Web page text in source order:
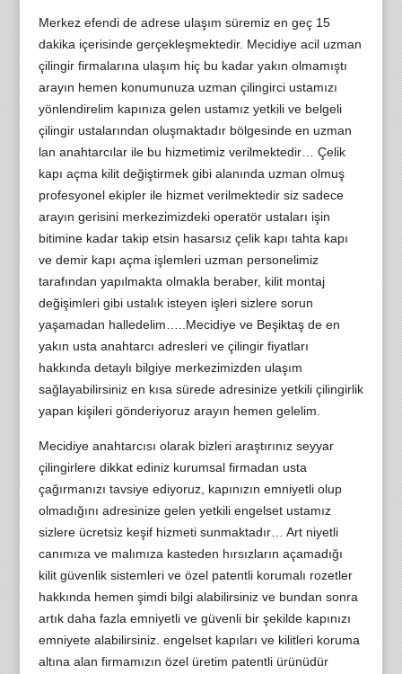
Merkez efendi de adrese ulaşım süremiz en geç 15
dakika içerisinde gerçekleşmektedir. Mecidiye acil uzman
çilingir firmalarına ulaşım hiç bu kadar yakın olmamıştı
arayın hemen konumunuza uzman çilingirci ustamızı
yönlendirelim kapınıza gelen ustamız yetkili ve belgeli
çilingir ustalarından oluşmaktadır bölgesinde en uzman
lan anahtarcılar ile bu hizmetimiz verilmektedir… Çelik
kapı açma kilit değiştirmek gibi alanında uzman olmuş
profesyonel ekipler ile hizmet verilmektedir siz sadece
arayın gerisini merkezimizdeki operatör ustaları işin
bitimine kadar takip etsin hasarsız çelik kapı tahta kapı
ve demir kapı açma işlemleri uzman personelimiz
tarafından yapılmakta olmakla beraber, kilit montaj
değişimleri gibi ustalık isteyen işleri sizlere sorun
yaşamadan halledelim…..Mecidiye ve Beşiktaş de en
yakın usta anahtarcı adresleri ve çilingir fiyatları
hakkında detaylı bilgiye merkezimizden ulaşım
sağlayabilirsiniz en kısa sürede adresinize yetkili çilingirlik
yapan kişileri gönderiyoruz arayın hemen gelelim.
Mecidiye anahtarcısı olarak bizleri araştırınız seyyar
çilingirlere dikkat ediniz kurumsal firmadan usta
çağırmanızı tavsiye ediyoruz, kapınızın emniyetli olup
olmadığını adresinize gelen yetkili engelset ustamız
sizlere ücretsiz keşif hizmeti sunmaktadır… Art niyetli
canımıza ve malımıza kasteden hırsızların açamadığı
kilit güvenlik sistemleri ve özel patentli korumalı rozetler
hakkında hemen şimdi bilgi alabilirsiniz ve bundan sonra
artık daha fazla emniyetli ve güvenli bir şekilde kapınızı
emniyete alabilirsiniz. engelset kapıları ve kilitleri koruma
altına alan firmamızın özel üretim patentli ürünüdür